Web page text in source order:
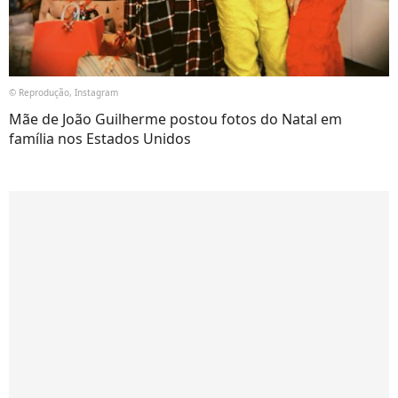
© Reprodução, Instagram
Mãe de João Guilherme postou fotos do Natal em
família nos Estados Unidos